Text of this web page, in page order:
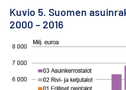
Kuvio 5. Suomen
2000 – 2016